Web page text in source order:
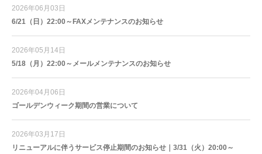
2026年06月03日
6/21（日）22:00～FAXメンテナンスのお知らせ
2026年05月14日
5/18（月）22:00～メールメンテナンスのお知らせ
2026年04月06日
ゴールデンウィーク期間の営業について
2026年03月17日
リニューアルに伴うサービス停止期間のお知らせ｜3/31（火）20:00～